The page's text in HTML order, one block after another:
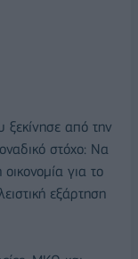
ξεκίνησε από την
στόχο: Να
για το
εξάρτηση